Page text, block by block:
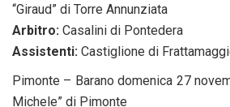
“Giraud” di Torre Annunziata
Arbitro: Casalini di Pontedera
Assistenti: Castiglione di
Pimonte – Barano domenica 27
Michele” di Pimonte